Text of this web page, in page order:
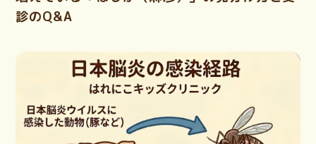
診のQ&A